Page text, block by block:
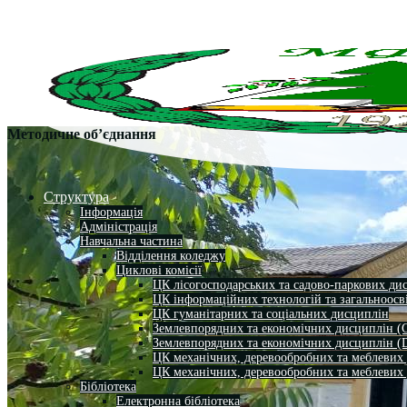
Структура
Інформація
Адміністрація
Навчальна частина
Відділення коледжу
Циклові комісії
ЦК лісогосподарських та садово-паркових
ЦК інформаційних технологій та
ЦК гуманітарних та соціальних дисциплін
Землевпорядних та економічних дисциплін
Землевпорядних та економічних дисциплін
ЦК механічних, деревообробних та
ЦК механічних, деревообробних та
Бібліотека
Електронна бібліотека
Методичне об’єднання